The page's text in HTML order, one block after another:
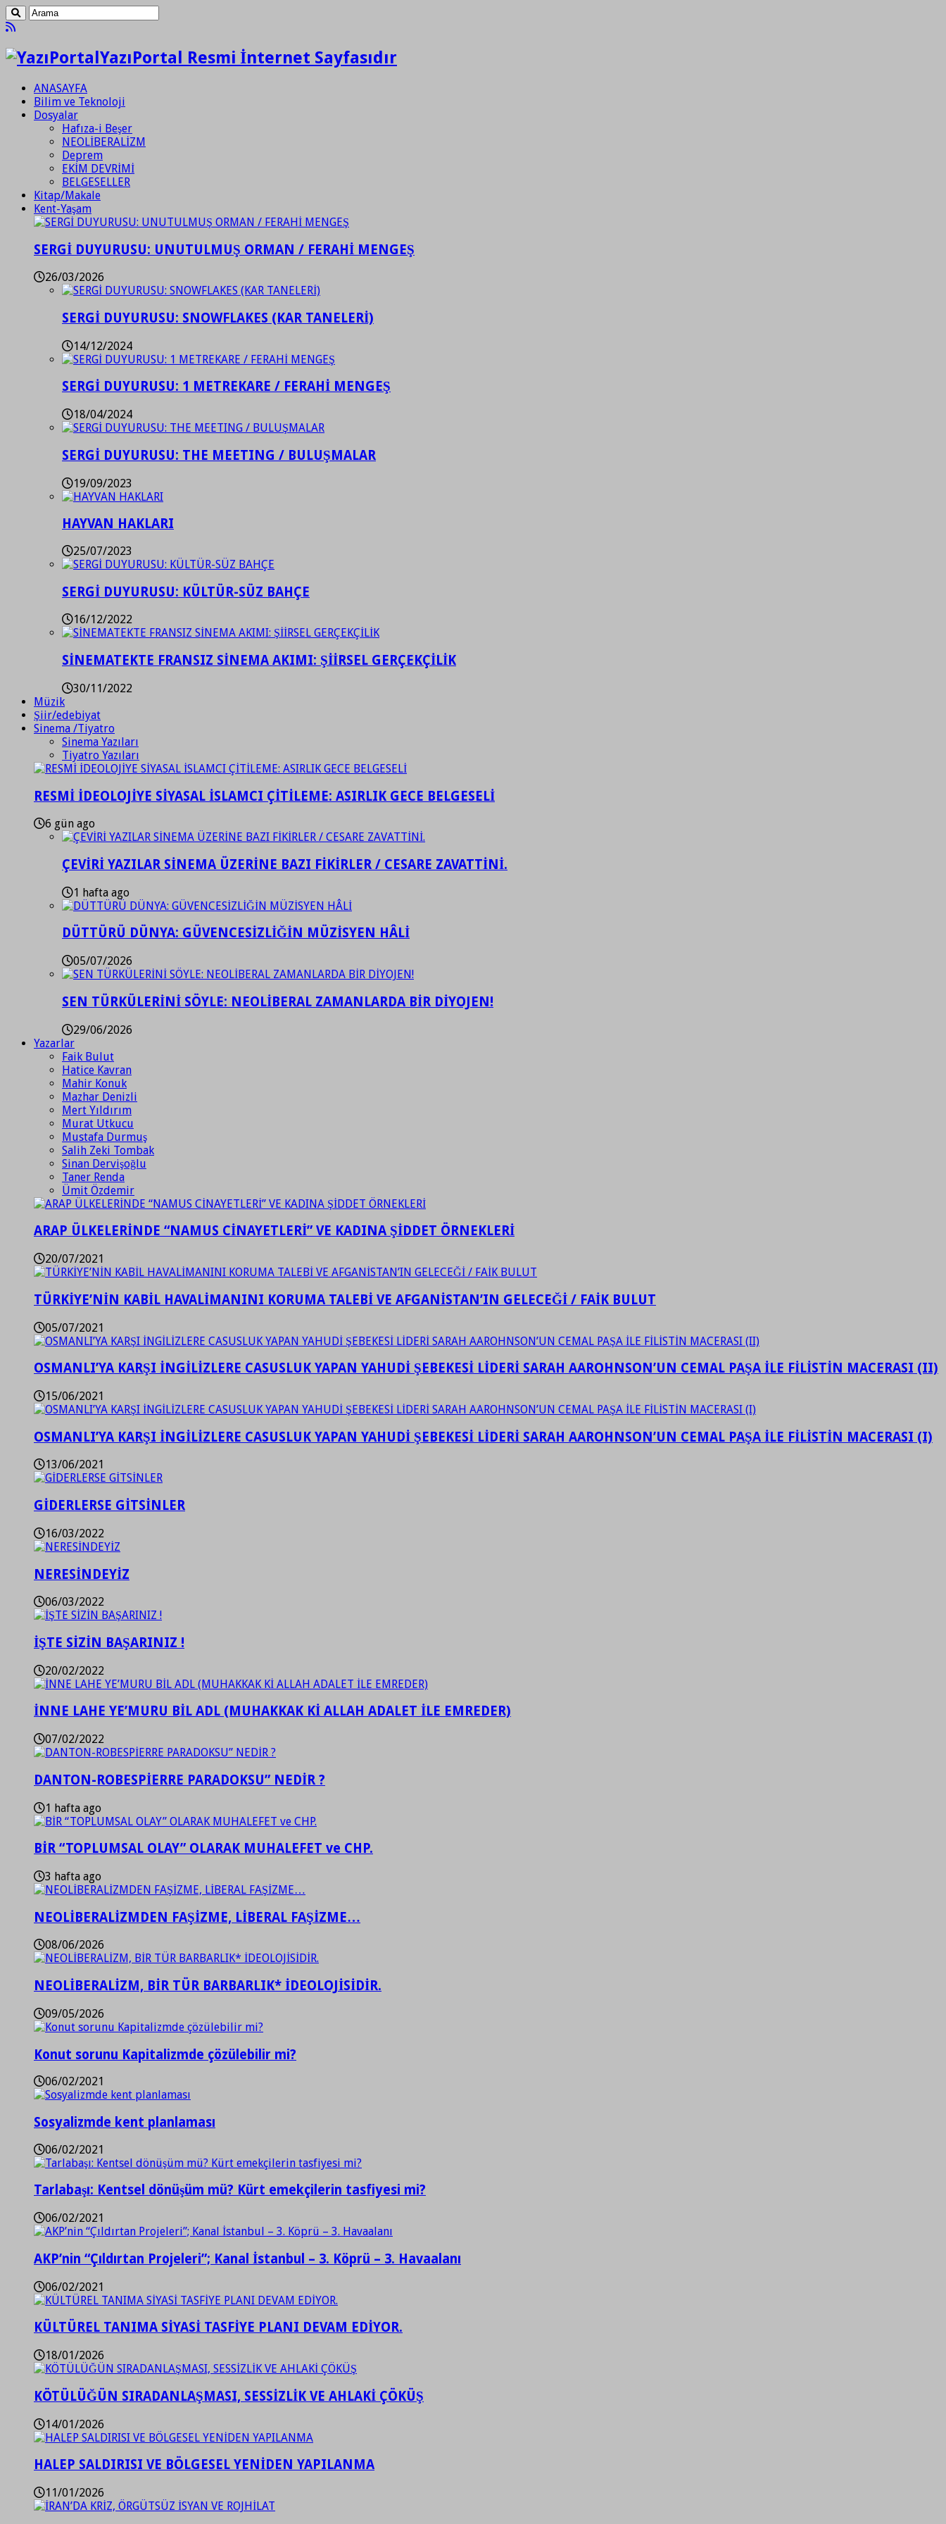
YazıPortal Resmi İnternet Sayfasıdır
ANASAYFA
Bilim ve Teknoloji
Dosyalar
Hafıza-i Beşer
NEOLİBERALİZM
Deprem
EKİM DEVRİMİ
BELGESELLER
Kitap/Makale
Kent-Yaşam
SERGİ DUYURUSU: UNUTULMUŞ ORMAN / FERAHİ MENGEŞ
26/03/2026
SERGİ DUYURUSU: SNOWFLAKES (KAR TANELERİ)
14/12/2024
SERGİ DUYURUSU: 1 METREKARE / FERAHİ MENGEŞ
18/04/2024
SERGİ DUYURUSU: THE MEETING / BULUŞMALAR
19/09/2023
HAYVAN HAKLARI
25/07/2023
SERGİ DUYURUSU: KÜLTÜR-SÜZ BAHÇE
16/12/2022
SİNEMATEKTE FRANSIZ SİNEMA AKIMI: ŞİİRSEL GERÇEKÇİLİK
30/11/2022
Müzik
Şiir/edebiyat
Sinema /Tiyatro
Sinema Yazıları
Tiyatro Yazıları
RESMİ İDEOLOJİYE SİYASAL İSLAMCI ÇİTİLEME: ASIRLIK GECE BELGESELİ
6 gün ago
ÇEVİRİ YAZILAR SİNEMA ÜZERİNE BAZI FİKİRLER / CESARE ZAVATTİNİ.
1 hafta ago
DÜTTÜRÜ DÜNYA: GÜVENCESİZLİĞİN MÜZİSYEN HÂLİ
05/07/2026
SEN TÜRKÜLERİNİ SÖYLE: NEOLİBERAL ZAMANLARDA BİR DİYOJEN!
29/06/2026
Yazarlar
Faik Bulut
Hatice Kavran
Mahir Konuk
Mazhar Denizli
Mert Yıldırım
Murat Utkucu
Mustafa Durmuş
Salih Zeki Tombak
Sinan Dervişoğlu
Taner Renda
Ümit Özdemir
ARAP ÜLKELERİNDE “NAMUS CİNAYETLERİ” VE KADINA ŞİDDET ÖRNEKLERİ
20/07/2021
TÜRKİYE’NİN KABİL HAVALİMANINI KORUMA TALEBİ VE AFGANİSTAN’IN GELECEĞİ / FAİK BULUT
05/07/2021
OSMANLI’YA KARŞI İNGİLİZLERE CASUSLUK YAPAN YAHUDİ ŞEBEKESİ LİDERİ SARAH AAROHNSON’UN CEMAL PAŞA İLE FİLİSTİN MACERASI (II)
15/06/2021
OSMANLI’YA KARŞI İNGİLİZLERE CASUSLUK YAPAN YAHUDİ ŞEBEKESİ LİDERİ SARAH AAROHNSON’UN CEMAL PAŞA İLE FİLİSTİN MACERASI (I)
13/06/2021
GİDERLERSE GİTSİNLER
16/03/2022
NERESİNDEYİZ
06/03/2022
İŞTE SİZİN BAŞARINIZ !
20/02/2022
İNNE LAHE YE’MURU BİL ADL (MUHAKKAK Kİ ALLAH ADALET İLE EMREDER)
07/02/2022
DANTON-ROBESPİERRE PARADOKSU” NEDİR ?
1 hafta ago
BİR “TOPLUMSAL OLAY” OLARAK MUHALEFET ve CHP.
3 hafta ago
NEOLİBERALİZMDEN FAŞİZME, LİBERAL FAŞİZME…
08/06/2026
NEOLİBERALİZM, BİR TÜR BARBARLIK* İDEOLOJİSİDİR.
09/05/2026
Konut sorunu Kapitalizmde çözülebilir mi?
06/02/2021
Sosyalizmde kent planlaması
06/02/2021
Tarlabaşı: Kentsel dönüşüm mü? Kürt emekçilerin tasfiyesi mi?
06/02/2021
AKP’nin “Çıldırtan Projeleri”; Kanal İstanbul – 3. Köprü – 3. Havaalanı
06/02/2021
KÜLTÜREL TANIMA SİYASİ TASFİYE PLANI DEVAM EDİYOR.
18/01/2026
KÖTÜLÜĞÜN SIRADANLAŞMASI, SESSİZLİK VE AHLAKİ ÇÖKÜŞ
14/01/2026
HALEP SALDIRISI VE BÖLGESEL YENİDEN YAPILANMA
11/01/2026